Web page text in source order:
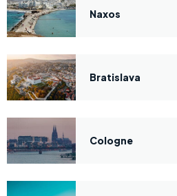
Naxos
Bratislava
Cologne